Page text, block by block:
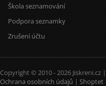
Škola seznamování
Podpora seznamky
Zrušení účtu
Copyright © 2010 - 2026 Jiskreni.cz |
Ochrana osobních údajů | Shoptet